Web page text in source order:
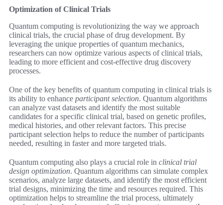
Optimization of Clinical Trials
Quantum computing is revolutionizing the way we approach
clinical trials, the crucial phase of drug development. By
leveraging the unique properties of quantum mechanics,
researchers can now optimize various aspects of clinical trials,
leading to more efficient and cost-effective drug discovery
processes.
One of the key benefits of quantum computing in clinical trials is
its ability to enhance participant selection. Quantum algorithms
can analyze vast datasets and identify the most suitable
candidates for a specific clinical trial, based on genetic profiles,
medical histories, and other relevant factors. This precise
participant selection helps to reduce the number of participants
needed, resulting in faster and more targeted trials.
Quantum computing also plays a crucial role in clinical trial
design optimization. Quantum algorithms can simulate complex
scenarios, analyze large datasets, and identify the most efficient
trial designs, minimizing the time and resources required. This
optimization helps to streamline the trial process, ultimately